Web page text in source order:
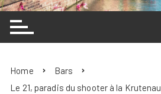
Home
Bars
Le 21, paradis du shooter à la Krutenau